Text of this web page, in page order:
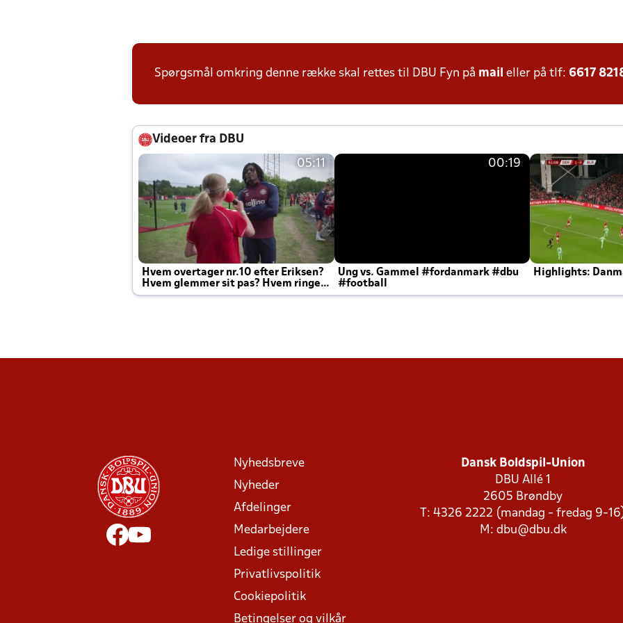
Spørgsmål omkring denne række skal rettes til DBU Fyn på mail eller på tlf: 6617
Videoer fra DBU
05:11
Hvem overtager nr.10 efter Eriksen?
Hvem glemmer sit pas? Hvem ringer
Joachim altid til efter kampe?
00:19
Ung vs. Gammel #fordanmark #dbu
#football
Highlights:
Nyhedsbreve
Nyheder
Afdelinger
Medarbejdere
Ledige stillinger
Privatlivspolitik
Cookiepolitik
Betingelser og vilkår
Dansk Boldspil-Union
DBU Allé 1
2605 Brøndby
T: 4326 2222 (mandag - fredag 9-
M: dbu@dbu.dk